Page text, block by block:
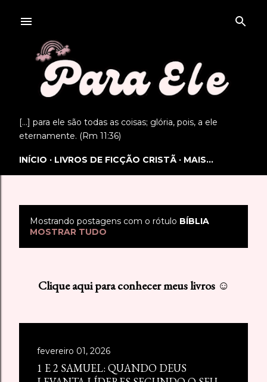
[...] para ele são todas as coisas; glória, pois, a ele
eternamente. (Rm 11:36)
INÍCIO LIVROS DE FICÇÃO CRISTÃ MAIS…
o
a
Mostrando postagens com o rótulo BÍBLIA
MOSTRAR TUDO
Clique aqui para conhecer meus livros ☺
fevereiro 01, 2026
1 E 2 SAMUEL: QUANDO DEUS